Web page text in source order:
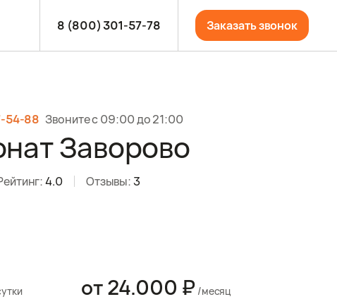
8 (800) 301-57-78 Заказать звонок
54-88 Звоните с 09:00 до 21:00
Заворово
4.0 Отзывы:3
от24.000 ₽ /месяц